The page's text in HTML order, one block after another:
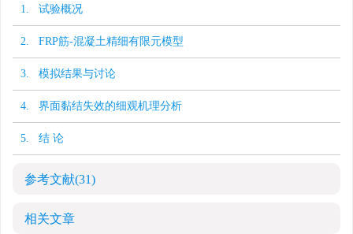
1. 试验概况
2. FRP筋-混凝土精细有限元模型
3. 模拟结果与讨论
4. 界面黏结失效的细观机理分析
5. 结 论
参考文献(31)
相关文章